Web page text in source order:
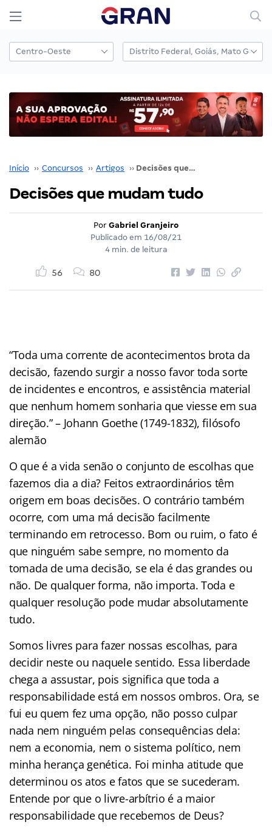
Início ›› Concursos ›› Artigos ›› Decisões que mudam tudo
Decisões que mudam tudo
Por Gabriel Granjeiro
Publicado em 16/08/21
4 min. de leitura
56 80
“Toda uma corrente de acontecimentos brota da
decisão, fazendo surgir a nosso favor toda sorte
de incidentes e encontros, e assistência material
que nenhum homem sonharia que viesse em sua
direção.” – Johann Goethe (1749-1832), filósofo
alemão
O que é a vida senão o conjunto de escolhas que
fazemos dia a dia? Feitos extraordinários têm
origem em boas decisões. O contrário também
ocorre, com uma má decisão facilmente
terminando em retrocesso. Bom ou ruim, o fato é
que ninguém sabe sempre, no momento da
tomada de uma decisão, se ela é das grandes ou
não. De qualquer forma, não importa. Toda e
qualquer resolução pode mudar absolutamente
tudo.
Somos livres para fazer nossas escolhas, para
decidir neste ou naquele sentido. Essa liberdade
chega a assustar, pois significa que toda a
responsabilidade está em nossos ombros. Ora, se
fui eu quem fez uma opção, não posso culpar
nada nem ninguém pelas consequências dela:
nem a economia, nem o sistema político, nem
minha herança genética. Foi minha atitude que
determinou os atos e fatos que se sucederam.
Entende por que o livre-arbítrio é a maior
responsabilidade que recebemos de Deus?